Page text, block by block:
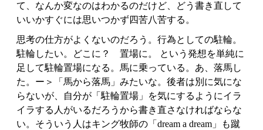
て、なんか変なのはわかるのだけど、どう書き直して
いいかすぐには思いつかず四苦八苦する。
思考の仕方がよくないのだろう。行為としての駐輪。
駐輪したい。どこに？ 置場に。 という発想を単純に
足して駐輪置場になる。馬に乗っている。あ、落馬し
た。ー＞「馬から落馬」みたいな。後者は別に気にな
らないが、自分が「駐輪置場」を気にするようにイラ
イラする人がいるだろうから書き直さなければならな
い。そういう人はキング牧師の「dream a dream」も蹴